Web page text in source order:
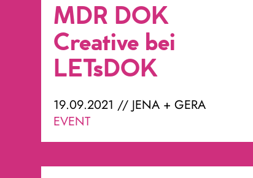
MDR DOK
Creative bei
LETsDOK
19.09.2021 // JENA + GERA
EVENT